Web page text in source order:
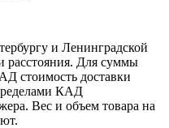
и Ленинградской
расстояния. Для суммы
стоимость доставки
КАД
Вес и объем товара на